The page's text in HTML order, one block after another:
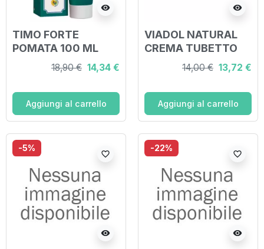
visibility
TIMO FORTE
POMATA 100 ML
18,90 € 14,34 €
Aggiungi al carrello
visibility
VIADOL NATURAL
CREMA TUBETTO
14,00 € 13,72 €
Aggiungi al carrello
-5%
visibility
favorite_border
-22%
visibility
favorite_border